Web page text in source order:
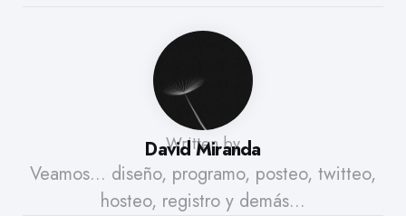
Written by
David Miranda
Veamos... diseño, programo, posteo, twitteo,
hosteo, registro y demás...